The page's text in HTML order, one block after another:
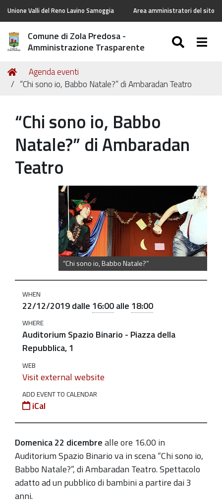
Unione Valli del Reno Lavino Samoggia Area amministratori del sito
Comune di Zola Predosa -
Amministrazione Trasparente
Tu
sei
Home
Agenda eventi
“Chi sono io, Babbo Natale?” di Ambaradan Teatro
“Chi sono io, Babbo
Natale?” di Ambaradan
Teatro
“Chi sono io, Babbo Natale?”
https://old.comune.zolapredosa.bo.it/events/201cchi-
ambaradan-
teatro
sono
io,
Babbo
Natale?”
Ambaradan
Teatro
2019-
12-
22T16:00:00+01:00
2019-
12-
22T18:00:00+01:00
WHEN
22/12/2019dalle 16:00alle 18:00
WHERE
Auditorium Spazio Binario - Piazza della
Repubblica, 1
WEB
Visit external website
ADD EVENT TO CALENDAR
iCal
Domenica 22 dicembrealle ore 16.00 in
Auditorium Spazio Binario va in scena “Chi sono io,
Babbo Natale?”, di Ambaradan Teatro. Spettacolo
adatto ad un pubblico di bambini a partire dai 3
anni.